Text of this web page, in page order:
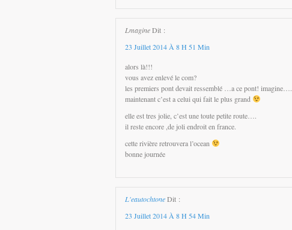
LmagineDit :
23 Juillet 2014 À 8 H 51 Min
alors là!!!
vous avez enlevé le com?
les premiers pont devait ressemblé …a ce pont! imagine….
maintenant c’est a celui qui fait le plus grand
elle est tres jolie, c’est une toute petite route….
il reste encore ,de joli endroit en france.
cette rivière retrouvera l’ocean
bonne journée
L'eautochtoneDit :
23 Juillet 2014 À 8 H 54 Min